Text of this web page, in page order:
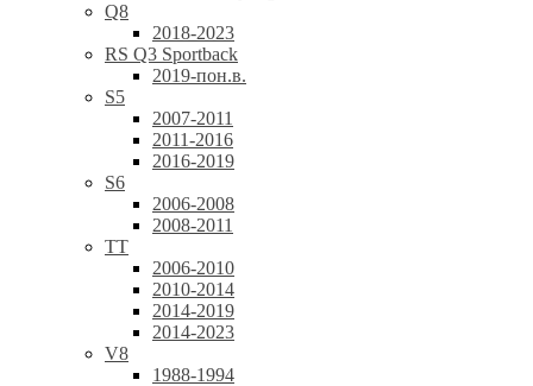
Q8
2018-2023
RS Q3 Sportback
2019-пон.в.
S5
2007-2011
2011-2016
2016-2019
S6
2006-2008
2008-2011
TT
2006-2010
2010-2014
2014-2019
2014-2023
V8
1988-1994